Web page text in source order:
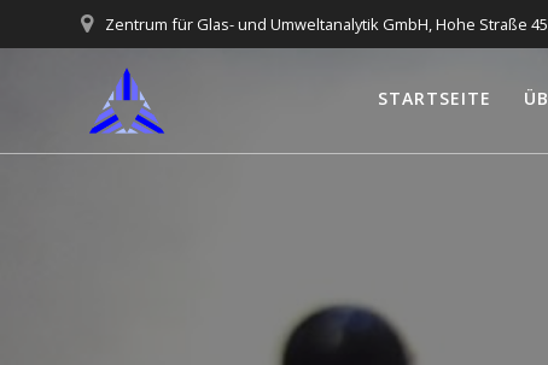
to
Zentrum für Glas- und Umweltanalytik GmbH, Hohe Straße
STARTSEITE